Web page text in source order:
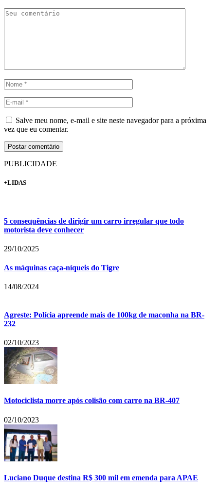
Salve meu nome, e-mail e site neste navegador para a próxima
vez que eu comentar.
PUBLICIDADE
+LIDAS
5 consequências de dirigir um carro irregular que todo
motorista deve conhecer
29/10/2025
As máquinas caça-níqueis do Tigre
14/08/2024
Agreste: Polícia apreende mais de 100kg de maconha na BR-
232
02/10/2023
Motociclista morre após colisão com carro na BR-407
02/10/2023
Luciano Duque destina R$ 300 mil em emenda para APAE